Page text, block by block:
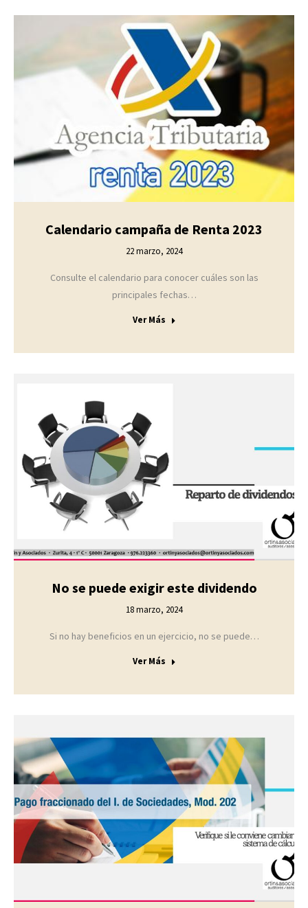
Calendario campaña de Renta 2023
22 marzo, 2024
Consulte el calendario para conocer cuáles son las
principales fechas…
Ver Más
No se puede exigir este dividendo
18 marzo, 2024
Si no hay beneficios en un ejercicio, no se puede…
Ver Más